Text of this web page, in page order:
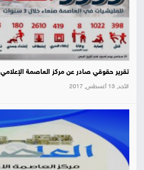
تقرير حقوقي صادر عن مركز العاصمة الإعلامي
الأحد, 13 أغسطس, 2017